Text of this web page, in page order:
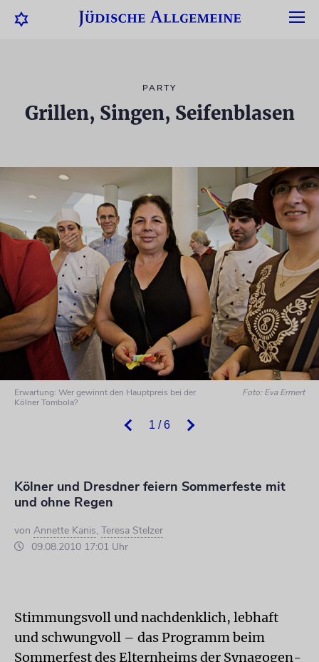
PARTY
Grillen, Singen, Seifenblasen
1 / 6
Erwartung: Wer gewinnt den Hauptpreis bei der
Kölner Tombola?
Foto: Eva Ermert
Kölner und Dresdner feiern Sommerfeste mit
und ohne Regen
von Annette Kanis, Teresa Stelzer
09.08.2010 17:01 Uhr
Stimmungsvoll und nachdenklich, lebhaft
und schwungvoll – das Programm beim
Sommerfest des Elternheims der Synagogen-